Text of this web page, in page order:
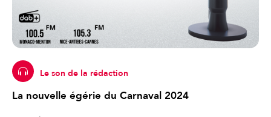
Le son de la rédaction
La nouvelle égérie du Carnaval 2024